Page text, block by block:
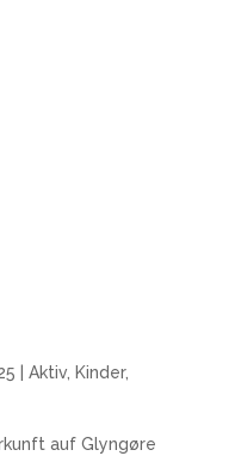
Aktiv, Kinder,
auf Glyngøre